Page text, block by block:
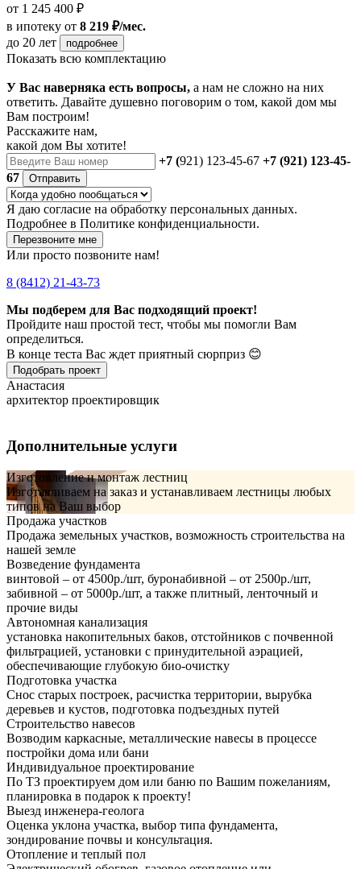
от 1 245 400 ₽
в ипотеку от 8 219 ₽/мес.
до 20 лет
подробнее
Показать всю комплектацию
У Вас наверняка есть вопросы, а нам не сложно на них
ответить. Давайте душевно поговорим о том, какой дом мы
Вам построим!
Расскажите нам,
какой дом Вы хотите!
+7 (921) 123-45-67 +7 (921) 123-45-
67
Отправить
Я даю согласие на обработку персональных данных.
Подробнее в Политике конфиденциальности.
Перезвоните мне
Или просто позвоните нам!
8 (8412) 21-43-73
Мы подберем для Вас подходящий проект!
Пройдите наш простой тест, чтобы мы помогли Вам
определиться.
В конце теста Вас ждет приятный сюрприз 😊
Подобрать проект
Анастасия
архитектор проектировщик
Дополнительные услуги
Изготовление и монтаж лестниц
Изготавливаем на заказ и устанавливаем лестницы любых
типов на Ваш выбор
Продажа участков
Продажа земельных участков, возможность строительства на
нашей земле
Возведение фундамента
винтовой – от 4500р./шт, буронабивной – от 2500р./шт,
забивной – от 5000р./шт, а также плитный, ленточный и
прочие виды
Автономная канализация
установка накопительных баков, отстойников с почвенной
фильтрацией, установки с принудительной аэрацией,
обеспечивающие глубокую био-очистку
Подготовка участка
Снос старых построек, расчистка территории, вырубка
деревьев и кустов, подготовка подъездных путей
Строительство навесов
Возводим каркасные, металлические навесы в процессе
постройки дома или бани
Индивидуальное проектирование
По ТЗ проектируем дом или баню по Вашим пожеланиям,
планировка в подарок к проекту!
Выезд инженера-геолога
Оценка уклона участка, выбор типа фундамента,
зондирование почвы и консультация.
Отопление и теплый пол